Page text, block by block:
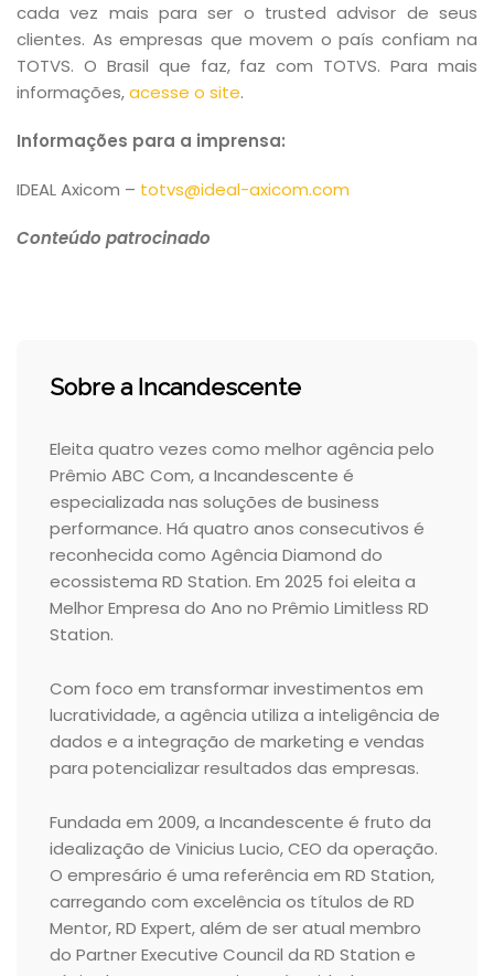
cada vez mais para ser o trusted advisor de seus
clientes. As empresas que movem o país confiam na
TOTVS. O Brasil que faz, faz com TOTVS. Para mais
informações,acesse o site.
Informações para a imprensa:
IDEAL Axicom – totvs@ideal-axicom.com
Conteúdo patrocinado
Sobre a Incandescente
Eleita quatro vezes como melhor agência pelo
Prêmio ABC Com, a Incandescente é
especializada nas soluções de business
performance. Há quatro anos consecutivos é
reconhecida como Agência Diamond do
ecossistema RD Station. Em 2025 foi eleita a
Melhor Empresa do Ano no Prêmio Limitless RD
Station.
Com foco em transformar investimentos em
lucratividade, a agência utiliza a inteligência de
dados e a integração de marketing e vendas
para potencializar resultados das empresas.
Fundada em 2009, a Incandescente é fruto da
idealização de Vinicius Lucio, CEO da operação.
O empresário é uma referência em RD Station,
carregando com excelência os títulos de RD
Mentor, RD Expert, além de ser atual membro
do Partner Executive Council da RD Station e